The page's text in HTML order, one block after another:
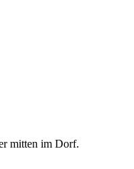
mitten im Dorf.